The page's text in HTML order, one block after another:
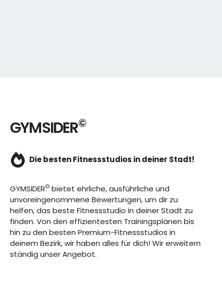
GYMSIDER©
Die besten Fitnessstudios in deiner Stadt!
GYMSIDER© bietet ehrliche, ausführliche und
unvoreingenommene Bewertungen, um dir zu
helfen, das beste Fitnessstudio in deiner Stadt zu
finden. Von den effizientesten Trainingsplänen bis
hin zu den besten Premium-Fitnessstudios in
deinem Bezirk, wir haben alles für dich! Wir erweitern
ständig unser Angebot.